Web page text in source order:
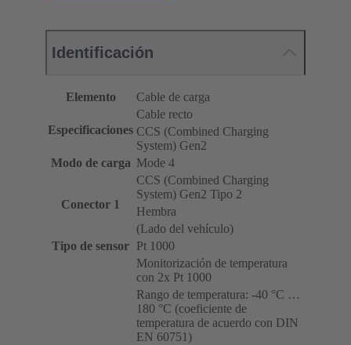
Identificación
Elemento Cable de carga
Especificaciones
Cable recto
CCS (Combined Charging
System) Gen2
Modo de carga Mode 4
Conector 1
CCS (Combined Charging
System) Gen2 Tipo 2
Hembra
(Lado del vehículo)
Tipo de sensor Pt 1000
Monitorización de temperatura
con 2x Pt 1000
Rango de temperatura: -40 °C …
180 °C (coeficiente de
temperatura de acuerdo con DIN
EN 60751)